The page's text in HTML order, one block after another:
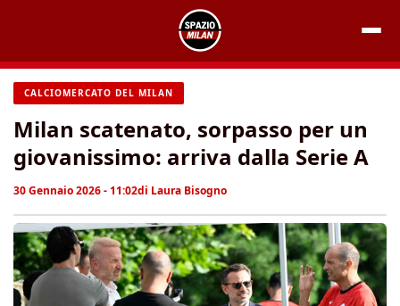
contenuto
CALCIOMERCATO DEL MILAN
Milan scatenato, sorpasso per un
giovanissimo: arriva dalla Serie A
30 Gennaio 2026 - 11:02di Laura Bisogno